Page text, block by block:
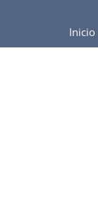
Inicio